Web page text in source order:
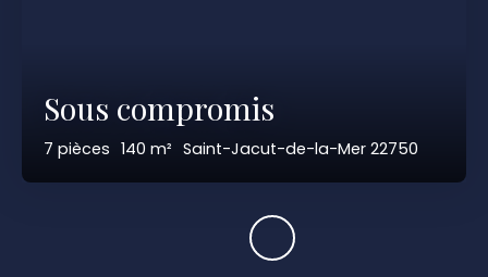
Sous compromis
7 pièces 140 m² Saint-Jacut-de-la-Mer 22750